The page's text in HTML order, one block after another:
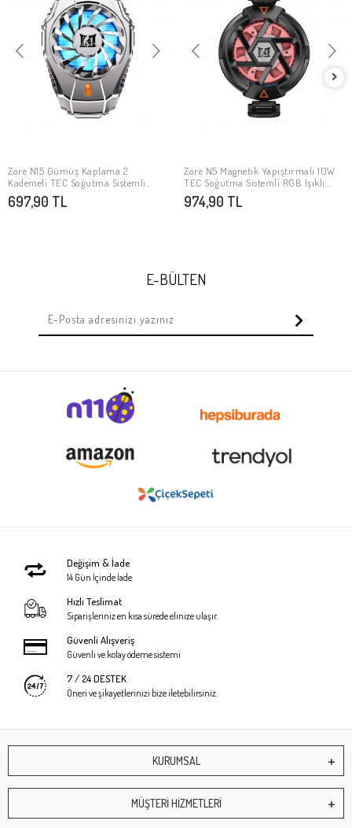
SEPETE EKLE
Zore N15 Gümüş Kaplama 2
Kademeli TEC Soğutma Sistemli
Telefon Soğutucu Fan
697,90 TL
SEPETE EKLE
Zore N5 Magnetik Yapıştırmalı 10W
TEC Soğutma Sistemli RGB Işıklı
Telefon Soğutucu Fan
974,90 TL
E-BÜLTEN
Değişim & İade
14 Gün İçinde İade
Hızlı Teslimat
Siparişleriniz en kısa sürede elinize ulaşır.
Güvenli Alışveriş
Güvenli ve kolay ödeme sistemi
7 / 24 DESTEK
Öneri ve şikayetlerinizi bize iletebilirsiniz.
KURUMSAL
MÜŞTERİ HİZMETLERİ